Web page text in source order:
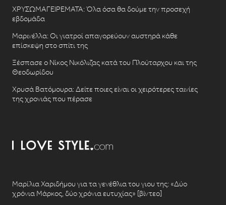
ΧΡΥΣΩΜΑΓΕΙΡΕΜΑΤΑ: Όλα όσα θα δούμε την προσεχή
εβδομάδα
Μαρινέλλα: Οι γιατροί απαγορεύουν αυστηρά κάθε
επίσκεψη στο σπίτι της
Ξέσπασε ο Νίκος Νικόλιζας κατά του Πλούταρχου και της
Θεοδωρίδου
Χρυσά Βατόμουρα: Δείτε ποιες είναι οι χειρότερες ταινίες
της χρονιάς που πέρασε
Μαρίλια Χαριδήμου για τα γενέθλια του γιου της: «Δύο
χρόνια Μάρκος, δύο χρόνια ευτυχίας» [βίντεο]